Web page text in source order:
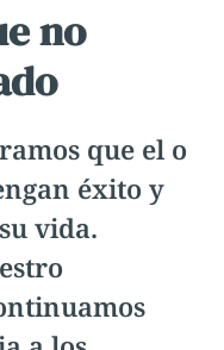
no
que el o
éxito y
vida.